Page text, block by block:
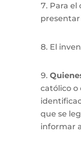
Para el
El
católico o
que se
informar